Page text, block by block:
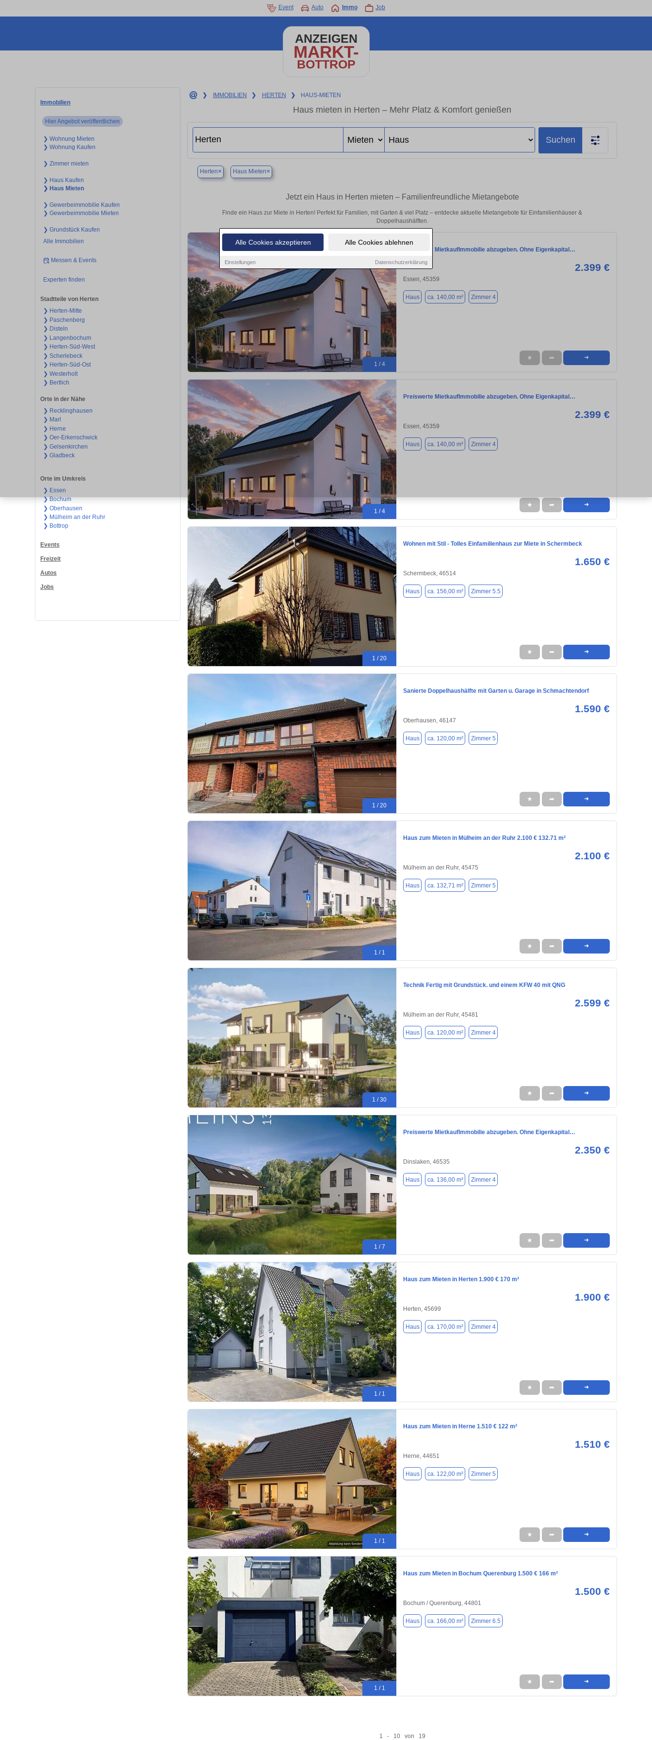
Alle Cookies akzeptieren Alle Cookies ablehnen
Einstellungen Datenschutzerklärung
Event Auto Immo Job
ANZEIGEN
MARKT-
BOTTROP
Immobilien
Hier Angebot veröffentlichen
❯ Wohnung Mieten
❯ Wohnung Kaufen
❯ Zimmer mieten
❯ Haus Kaufen
❯ Haus Mieten
❯ Gewerbeimmobilie Kaufen
❯ Gewerbeimmobilie Mieten
❯ Grundstück Kaufen
Alle Immobilien
Messen & Events
Experten finden
Stadtteile von Herten
❯ Herten-Mitte
❯ Paschenberg
❯ Disteln
❯ Langenbochum
❯ Herten-Süd-West
❯ Scherlebeck
❯ Herten-Süd-Ost
❯ Westerholt
❯ Bertlich
Orte in der Nähe
❯ Recklinghausen
❯ Marl
❯ Herne
❯ Oer-Erkenschwick
❯ Gelsenkirchen
❯ Gladbeck
Orte im Umkreis
❯ Essen
❯ Bochum
❯ Oberhausen
❯ Mülheim an der Ruhr
❯ Bottrop
Events
Freizeit
Autos
Jobs
❯ IMMOBILIEN ❯ HERTEN ❯ HAUS-MIETEN
Haus mieten in Herten – Mehr Platz & Komfort genießen
Suchen
Herten× Haus Mieten×
Jetzt ein Haus in Herten mieten – Familienfreundliche Mietangebote
Finde ein Haus zur Miete in Herten! Perfekt für Familien, mit Garten & viel Platz – entdecke aktuelle Mietangebote für Einfamilienhäuser &
Doppelhaushälften.
1 / 4
Preiswerte MietkaufImmobilie abzugeben. Ohne Eigenkapital…
2.399 €
Essen, 45359
Haus ca. 140,00 m² Zimmer 4
★ ➦ ➜
1 / 4
Preiswerte MietkaufImmobilie abzugeben. Ohne Eigenkapital…
2.399 €
Essen, 45359
Haus ca. 140,00 m² Zimmer 4
★ ➦ ➜
1 / 20
Wohnen mit Stil - Tolles Einfamilienhaus zur Miete in Schermbeck
1.650 €
Schermbeck, 46514
Haus ca. 156,00 m² Zimmer 5.5
★ ➦ ➜
1 / 20
Sanierte Doppelhaushälfte mit Garten u. Garage in Schmachtendorf
1.590 €
Oberhausen, 46147
Haus ca. 120,00 m² Zimmer 5
★ ➦ ➜
1 / 1
Haus zum Mieten in Mülheim an der Ruhr 2.100 € 132.71 m²
2.100 €
Mülheim an der Ruhr, 45475
Haus ca. 132,71 m² Zimmer 5
★ ➦ ➜
1 / 30
Technik Fertig mit Grundstück. und einem KFW 40 mit QNG
2.599 €
Mülheim an der Ruhr, 45481
Haus ca. 120,00 m² Zimmer 4
★ ➦ ➜
1 / 7
Preiswerte MietkaufImmobilie abzugeben. Ohne Eigenkapital…
2.350 €
Dinslaken, 46535
Haus ca. 136,00 m² Zimmer 4
★ ➦ ➜
1 / 1
Haus zum Mieten in Herten 1.900 € 170 m²
1.900 €
Herten, 45699
Haus ca. 170,00 m² Zimmer 4
★ ➦ ➜
1 / 1
Haus zum Mieten in Herne 1.510 € 122 m²
1.510 €
Herne, 44651
Haus ca. 122,00 m² Zimmer 5
★ ➦ ➜
1 / 1
Haus zum Mieten in Bochum Querenburg 1.500 € 166 m²
1.500 €
Bochum / Querenburg, 44801
Haus ca. 166,00 m² Zimmer 6.5
★ ➦ ➜
1 - 10 von 19